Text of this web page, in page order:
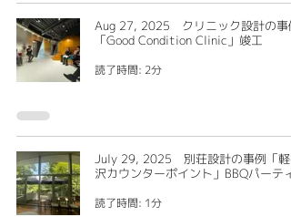
Aug 27, 2025 クリニック設計の事例
「Good Condition Clinic」竣工
読了時間: 2分
July 29, 2025 別荘設計の事例「軽
沢カウンターポイント」BBQパーティ
読了時間: 1分